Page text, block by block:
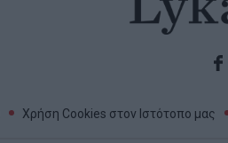
Χρήση Cookies στον Ιστότοπο μας